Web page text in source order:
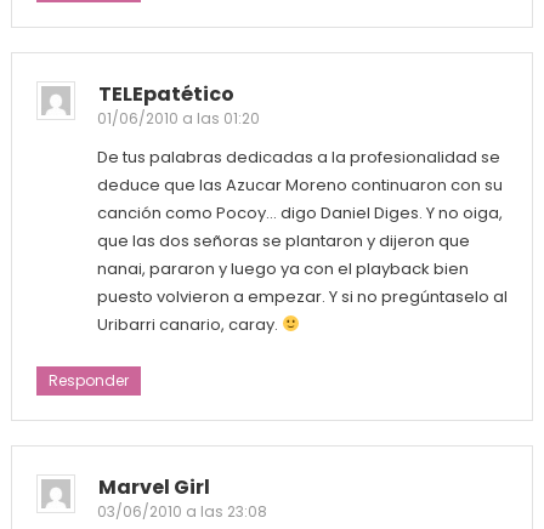
TELEpatético
01/06/2010 a las 01:20
De tus palabras dedicadas a la profesionalidad se
deduce que las Azucar Moreno continuaron con su
canción como Pocoy… digo Daniel Diges. Y no oiga,
que las dos señoras se plantaron y dijeron que
nanai, pararon y luego ya con el playback bien
puesto volvieron a empezar. Y si no pregúntaselo al
Uribarri canario, caray.
Responder
Marvel Girl
03/06/2010 a las 23:08